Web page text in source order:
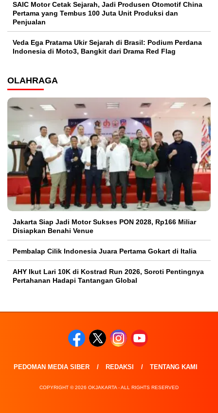
SAIC Motor Cetak Sejarah, Jadi Produsen Otomotif China
Pertama yang Tembus 100 Juta Unit Produksi dan
Penjualan
Veda Ega Pratama Ukir Sejarah di Brasil: Podium Perdana
Indonesia di Moto3, Bangkit dari Drama Red Flag
OLAHRAGA
Jakarta Siap Jadi Motor Sukses PON 2028, Rp166 Miliar
Disiapkan Benahi Venue
Pembalap Cilik Indonesia Juara Pertama Gokart di Italia
AHY Ikut Lari 10K di Kostrad Run 2026, Soroti Pentingnya
Pertahanan Hadapi Tantangan Global
PEDOMAN MEDIA SIBER REDAKSI TENTANG KAMI
COPYRIGHT © 2026 OKJAKARTA - ALL RIGHTS RESERVED